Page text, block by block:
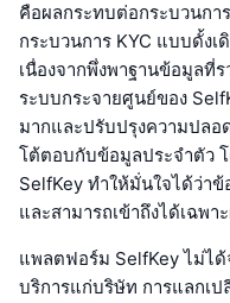
คือผลกระทบต่อกระบวนกา
กระบวนการ KYC แบบดั้ง
เนื่องจากพึ่งพาฐานข้อมูลที่
ระบบกระจายศูนย์ของ
มากและปรับปรุงความปล
โต้ตอบกับข้อมูลประจำตัว
SelfKey ทำให้มั่นใจได้ว่า
และสามารถเข้าถึงได้เฉพ
แพลตฟอร์ม SelfKey ไม่ไ
บริการแก่บริษัท การแลกเ